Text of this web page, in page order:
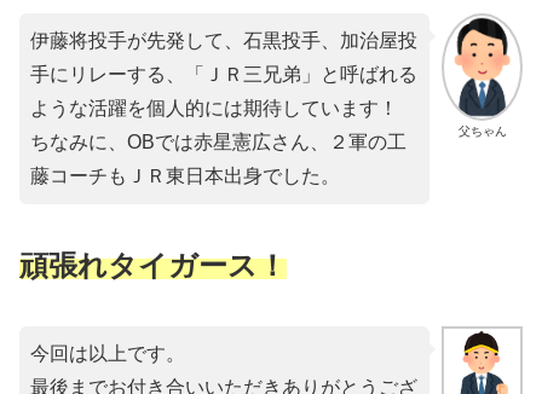
父ちゃん
伊藤将投手が先発して、石黒投手、加治屋投
手にリレーする、「ＪＲ三兄弟」と呼ばれる
ような活躍を個人的には期待しています！
ちなみに、OBでは赤星憲広さん、２軍の工
藤コーチもＪＲ東日本出身でした。
頑張れタイガース！
今回は以上です。
最後までお付き合いいただきありがとうござ